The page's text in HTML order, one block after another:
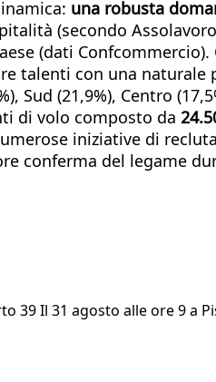
una robusta
(secondo
(dati
talenti con una naturale
(21,9%), Centro
di volo composto da
iniziative di
conferma del legame
Il 31 agosto alle ore 9 a